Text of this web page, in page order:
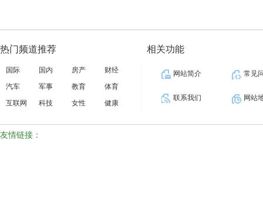
热门频道推荐
国际 国内 房产
财经
汽车
军事 教育
体育
互联网
科技 女性 健康
相关功能
网站简介 常见
联系我们 网站
友情链接：